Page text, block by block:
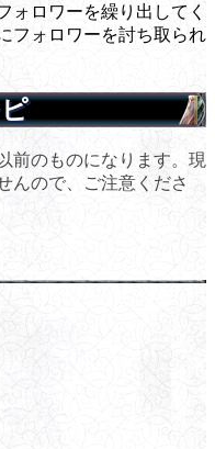
ォロワーを繰り出してく
フォロワーを討ち取られ
前のものになります。現
んので、ご注意くださ